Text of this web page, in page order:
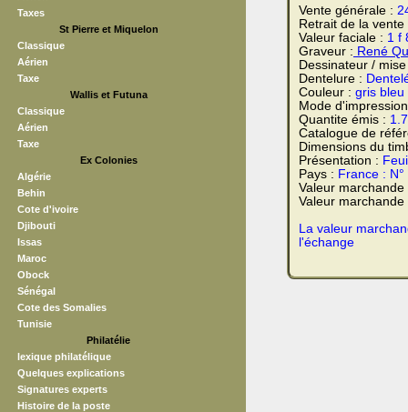
Taxes
St Pierre et Miquelon
Classique
Aérien
Taxe
Wallis et Futuna
Classique
Aérien
Taxe
Ex Colonies
Algérie
Behin
Cote d'ivoire
Djibouti
Issas
Maroc
Obock
Sénégal
Cote des Somalies
Tunisie
Philatélie
lexique philatélique
Quelques explications
Signatures experts
Histoire de la poste
Vente générale :
Retrait de la
Valeur faciale : 1 f
Graveur : René
Dessinateur /
Dentelure :
Couleur : gris bleu
Mode
Quantite émis :
Catalogue de
Dimensions du
Présentation :
Pays : France :
Valeur
Valeur
La valeur
l'échange